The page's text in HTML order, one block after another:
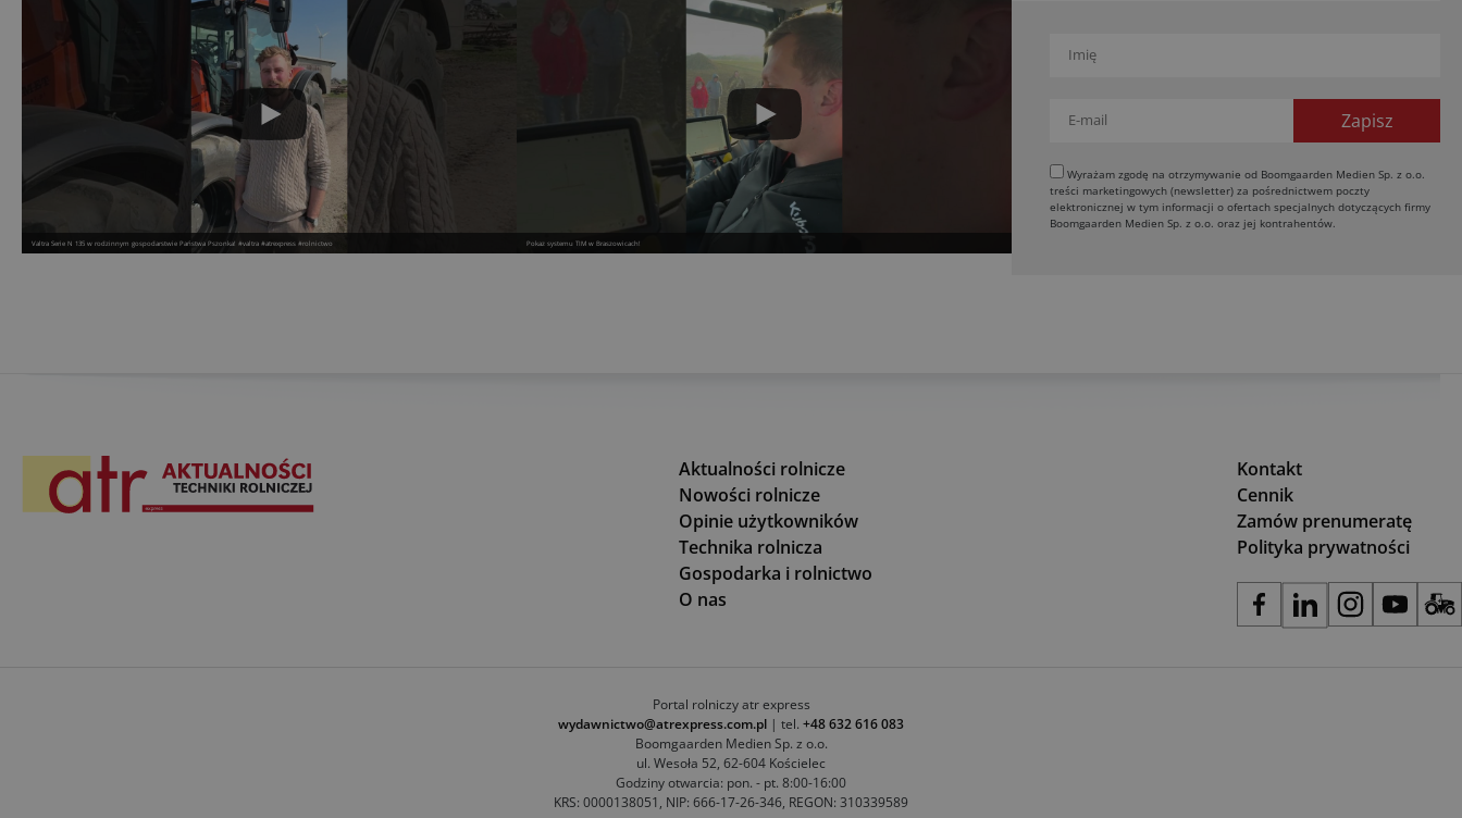
Valtra Serie N 135 w rodzinnym gospodarstwie Państwa Pszonka! #valtra #atrexpress #rolnictwo Pokaz systemu TIM w Braszowicach!
Wyrażam zgodę na otrzymywanie od Boomgaarden Medien Sp. z o.o.
treści marketingowych (newsletter) za pośrednictwem poczty
elektronicznej w tym informacji o ofertach specjalnych dotyczących firmy
Boomgaarden Medien Sp. z o.o. oraz jej kontrahentów.
Aktualności rolnicze
Nowości rolnicze
Opinie użytkowników
Technika rolnicza
Gospodarka i rolnictwo
O nas
Kontakt
Cennik
Zamów prenumeratę
Polityka prywatności
Portal rolniczy atr express
wydawnictwo@atrexpress.com.pl | tel. +48 632 616 083
Boomgaarden Medien Sp. z o.o.
ul. Wesoła 52, 62-604 Kościelec
Godziny otwarcia: pon. - pt. 8:00-16:00
KRS: 0000138051, NIP: 666-17-26-346, REGON: 310339589